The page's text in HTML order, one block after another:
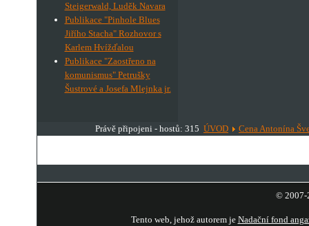
Steigerwald, Luděk Navara
Publikace "Pinhole Blues
Jiřího Stacha" Rozhovor s
Karlem Hvížďalou
Publikace "Zaostřeno na
komunismus" Petrušky
Šustrové a Josefa Mlejnka jr.
Právě připojeni - hostů: 315 ÚVOD Cena Antonína
© 2007-
Tento web, jehož autorem je Nadační fond